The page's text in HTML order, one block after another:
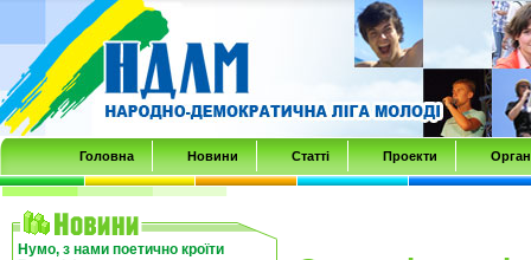
Transmenu
powered
by
JoomlArt.com
-
Головна Новини Статті Проекти
Нумо, з нами поетично кроїти